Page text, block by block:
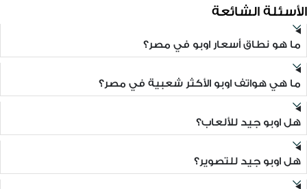
الأسئلة الشائعة
ما هو نطاق أسعار اوبو في مصر؟
ما هي هواتف اوبو الأكثر شعبية في مصر؟
هل اوبو جيد للألعاب؟
هل اوبو جيد للتصوير؟